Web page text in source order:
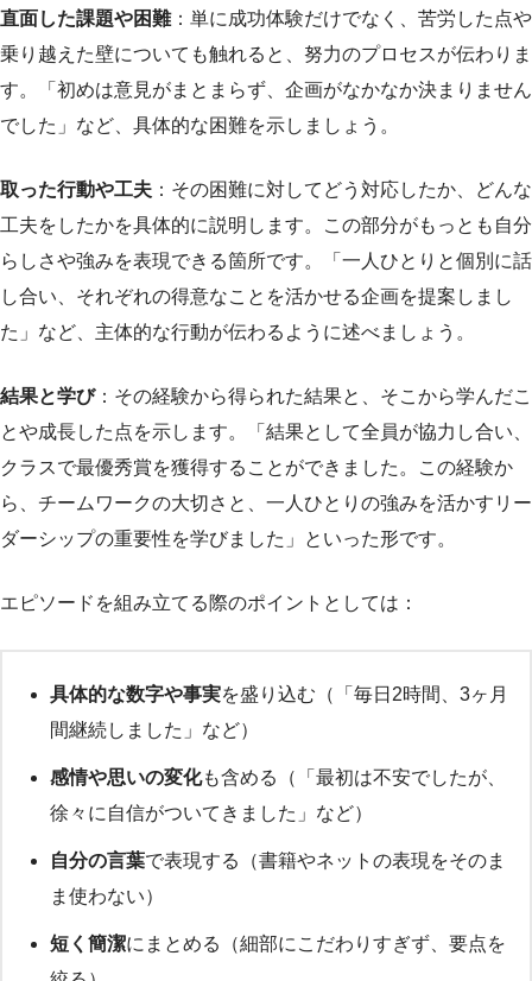
直面した課題や困難：単に成功体験だけでなく、苦労した点や
乗り越えた壁についても触れると、努力のプロセスが伝わりま
す。「初めは意見がまとまらず、企画がなかなか決まりません
でした」など、具体的な困難を示しましょう。
取った行動や工夫 ：その困難に対してどう対応したか、どんな
工夫をしたかを具体的に説明します。この部分がもっとも自分
らしさや強みを表現できる箇所です。「一人ひとりと個別に話
し合い、それぞれの得意なことを活かせる企画を提案しまし
た」など、主体的な行動が伝わるように述べましょう。
結果と学び：その経験から得られた結果と、そこから学んだこ
とや成長した点を示します。「結果として全員が協力し合い、
クラスで最優秀賞を獲得することができました。この経験か
ら、チームワークの大切さと、一人ひとりの強みを活かすリー
ダーシップの重要性を学びました」といった形です。
エピソードを組み立てる際のポイントとしては：
具体的な数字や事実を盛り込む（「毎日2時間、3ヶ月
間継続しました」など）
感情や思いの変化も含める（「最初は不安でしたが、
徐々に自信がついてきました」など）
自分の言葉で表現する（書籍やネットの表現をそのま
ま使わない）
短く簡潔にまとめる（細部にこだわりすぎず、要点を